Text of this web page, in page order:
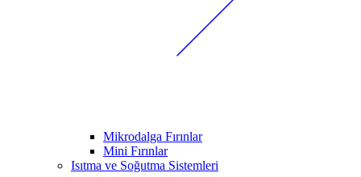
Mikrodalga Fırınlar
Mini Fırınlar
Isıtma ve Soğutma Sistemleri